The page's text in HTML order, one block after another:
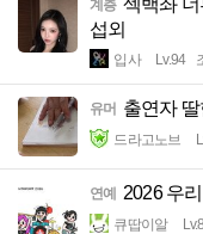
계층 섹백좌
섭외
입사 Lv.94
유머 출연자
드라고노브
연예 2026 우
큐땁이알